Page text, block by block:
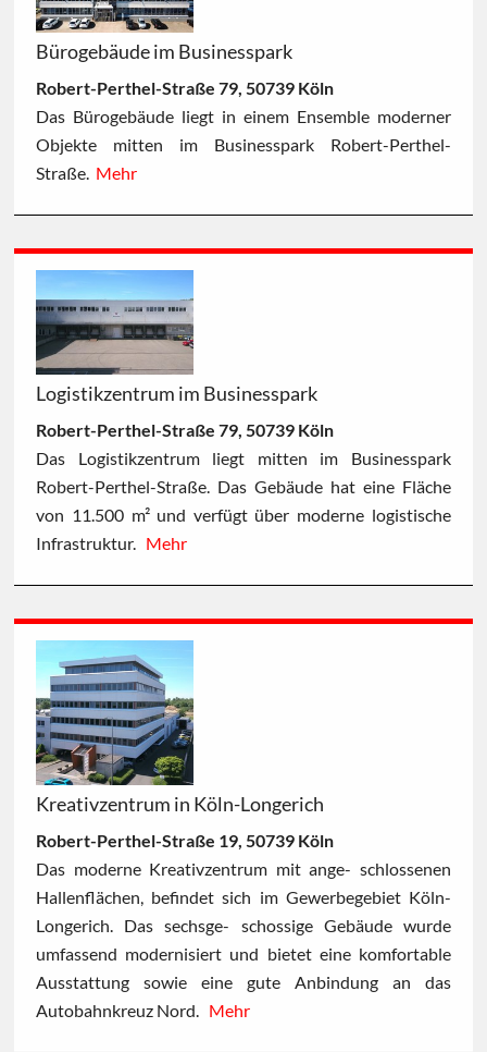
Bürogebäude im Businesspark
Robert-Perthel-Straße 79, 50739 Köln
Das Bürogebäude liegt in einem Ensemble moderner
Objekte mitten im Businesspark Robert-Perthel-
Straße. Mehr
Logistikzentrum im Businesspark
Robert-Perthel-Straße 79, 50739 Köln
Das Logistikzentrum liegt mitten im Businesspark
Robert-Perthel-Straße. Das Gebäude hat eine Fläche
von 11.500 m² und verfügt über moderne logistische
Infrastruktur. Mehr
Kreativzentrum in Köln-Longerich
Robert-Perthel-Straße 19, 50739 Köln
Das moderne Kreativzentrum mit ange- schlossenen
Hallenflächen, befindet sich im Gewerbegebiet Köln-
Longerich. Das sechsge- schossige Gebäude wurde
umfassend modernisiert und bietet eine komfortable
Ausstattung sowie eine gute Anbindung an das
Autobahnkreuz Nord. Mehr